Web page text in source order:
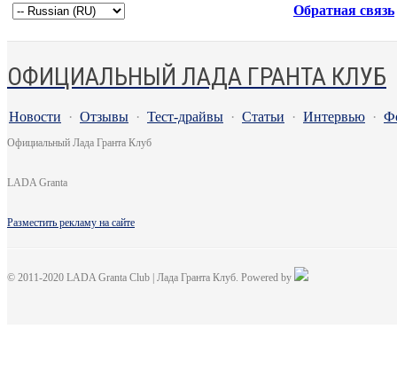
Обратная связь
ОФИЦИАЛЬНЫЙ ЛАДА ГРАНТА КЛУБ
Новости · Отзывы · Тест-драйвы · Статьи · Интервью ·
Официальный Лада Гранта Клуб
LADA Granta
Разместить рекламу на сайте
© 2011-2020 LADA Granta Club | Лада Гранта Клуб. Powered by